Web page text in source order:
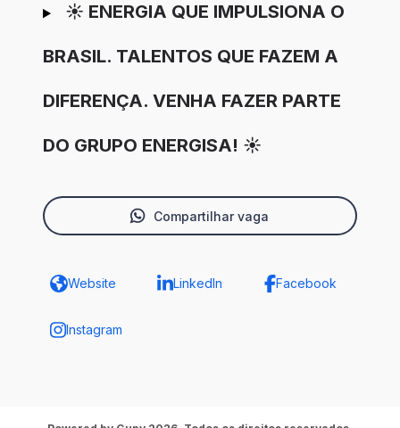
☀️ ENERGIA QUE IMPULSIONA O
BRASIL. TALENTOS QUE FAZEM A
DIFERENÇA. VENHA FAZER PARTE
DO GRUPO ENERGISA! ☀️
Compartilhar vaga
Website LinkedIn Facebook
Instagram